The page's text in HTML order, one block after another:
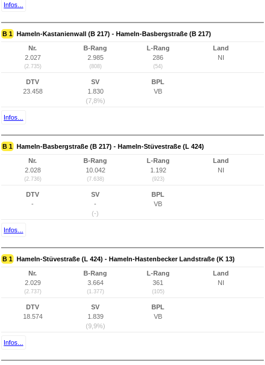
Infos...
B 1 Hameln-Kastanienwall (B 217) - Hameln-Basbergstraße (B 217)
Nr.
2.027
(2.735)
B-Rang
2.985
(808)
L-Rang
286
(54)
Land
NI
DTV
23.458
SV
1.830
(7,8%)
BPL
VB
Infos...
B 1 Hameln-Basbergstraße (B 217) - Hameln-Stüvestraße (L 424)
Nr.
2.028
(2.736)
B-Rang
10.042
(7.638)
L-Rang
1.192
(923)
Land
NI
DTV
-
SV
-
(-)
BPL
VB
Infos...
B 1 Hameln-Stüvestraße (L 424) - Hameln-Hastenbecker Landstraße (K 13)
Nr.
2.029
(2.737)
B-Rang
3.664
(1.377)
L-Rang
361
(105)
Land
NI
DTV
18.574
SV
1.839
(9,9%)
BPL
VB
Infos...